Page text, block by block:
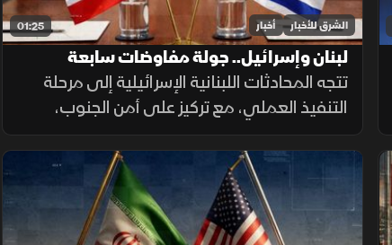
01:25 الشرق للأخبار أخبار
لبنان وإسرائيل.. جولة مفاوضات سابعة
تتجه المحادثات اللبنانية الإسرائيلية إلى مرحلة
التنفيذ العملي، مع تركيز على أمن الجنوب،
وترتيبات انتشار القوات، والحدود البرية، وسط
تحديات تتعلق بالضمانات السياسية وتحويل
الاتفاقات إلى واقع مستدام.